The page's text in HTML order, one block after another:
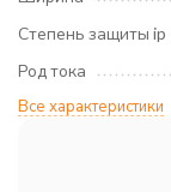
Степень защиты ip
Род тока
Все характеристики